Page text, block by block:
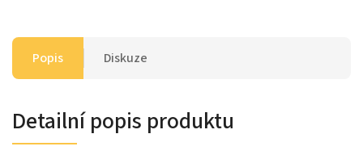
Popis Diskuze
Detailní popis produktu